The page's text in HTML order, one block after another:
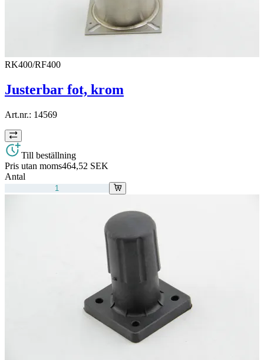
RK400/RF400
Justerbar fot, krom
Art.nr.: 14569
Till beställning
Pris utan moms464,52 SEK
Antal